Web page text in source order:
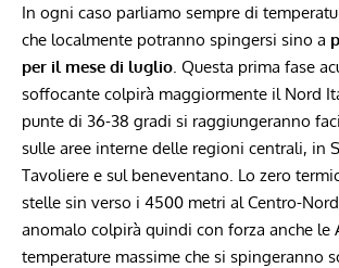
In ogni caso parliamo sempre di
che localmente potranno spingersi sino a
per il mese di luglio . Questa prima fase
soffocante colpirà maggiormente il Nord
punte di 36-38 gradi si raggiungeranno
sulle aree interne delle regioni centrali, in
Tavoliere e sul beneventano. Lo zero
stelle sin verso i 4500 metri al Centro-
anomalo colpirà quindi con forza anche le
temperature massime che si spingeranno